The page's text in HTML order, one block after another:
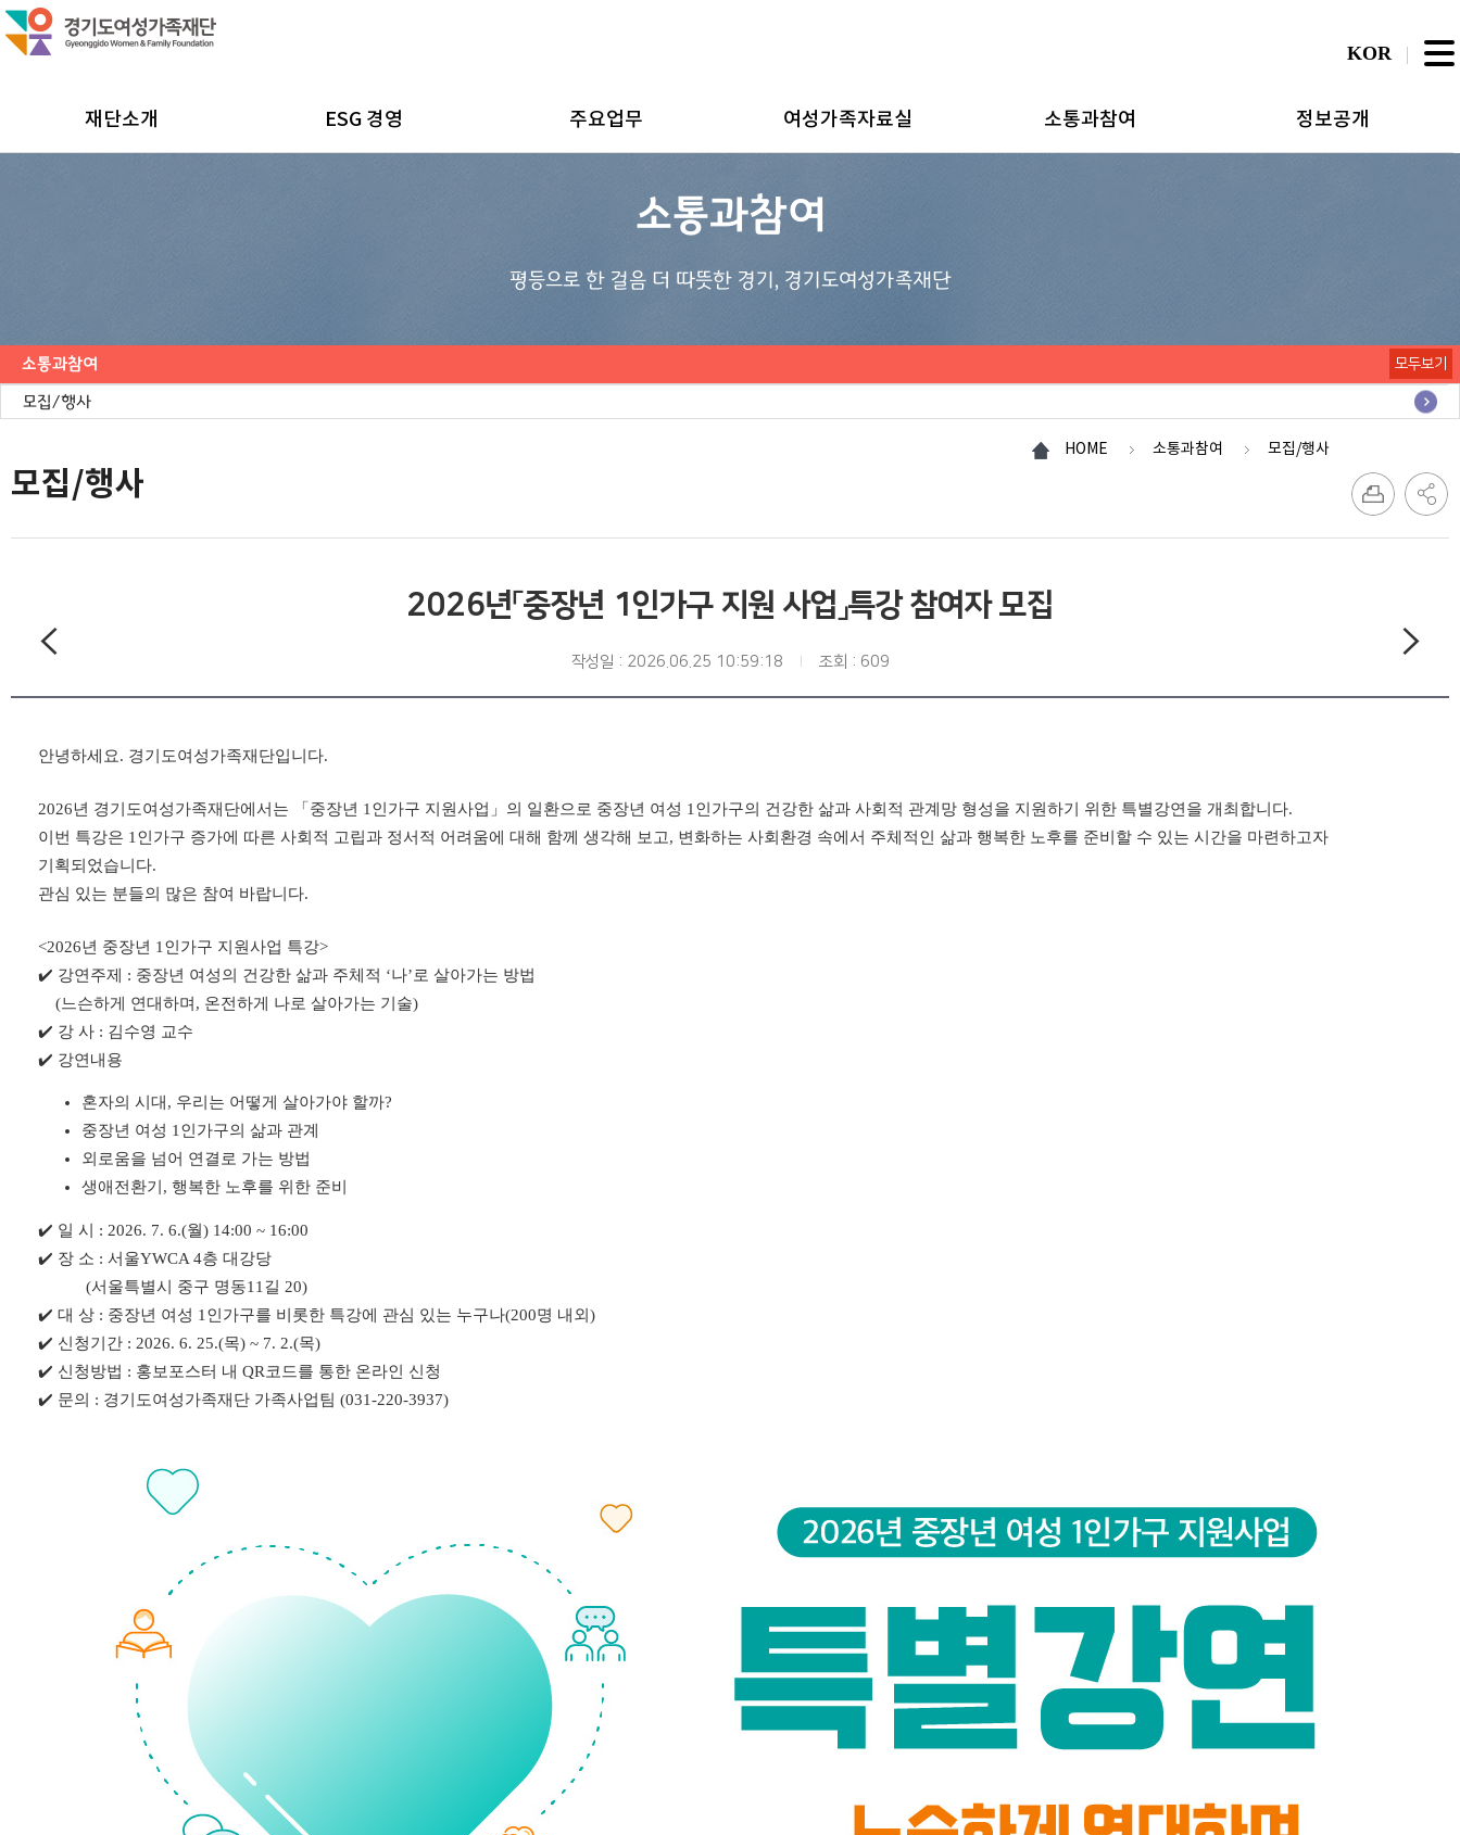
재단소개 ESG 경영 주요업무 여성가족자료실 소통과참여 정보공개
KOR
소통과참여
평등으로 한 걸음 더 따뜻한 경기, 경기도여성가족재단
소통과참여
공지사항
채용공고
모집/행사
모두보기
HOME 소통과참여 모집/행사
모집/행사
2026년「중장년 1인가구 지원 사업」특강 참여자 모집
작성일 : 2026.06.25 10:59:18 조회 : 609
안녕하세요. 경기도여성가족재단입니다.
2026년 경기도여성가족재단에서는 「중장년 1인가구 지원사업」의 일환으로 중장년 여성 1인가구의 건강한 삶과 사회적 관계망 형성을 지원하기 위한 특별강연을 개최합니다.
이번 특강은 1인가구 증가에 따른 사회적 고립과 정서적 어려움에 대해 함께 생각해 보고, 변화하는 사회환경 속에서 주체적인 삶과 행복한 노후를 준비할 수 있는 시간을 마련하고자
기획되었습니다.
관심 있는 분들의 많은 참여 바랍니다.
<2026년 중장년 1인가구 지원사업 특강>
✔️ 강연주제 : 중장년 여성의 건강한 삶과 주체적 ‘나’로 살아가는 방법
(느슨하게 연대하며, 온전하게 나로 살아가는 기술)
✔️ 강 사 : 김수영 교수
✔️ 강연내용
혼자의 시대, 우리는 어떻게 살아가야 할까?
중장년 여성 1인가구의 삶과 관계
외로움을 넘어 연결로 가는 방법
생애전환기, 행복한 노후를 위한 준비
✔️ 일 시 : 2026. 7. 6.(월) 14:00 ~ 16:00
✔️ 장 소 : 서울YWCA 4층 대강당
(서울특별시 중구 명동11길 20)
✔️ 대 상 : 중장년 여성 1인가구를 비롯한 특강에 관심 있는 누구나(200명 내외)
✔️ 신청기간 : 2026. 6. 25.(목) ~ 7. 2.(목)
✔️ 신청방법 : 홍보포스터 내 QR코드를 통한 온라인 신청
✔️ 문의 : 경기도여성가족재단 가족사업팀 (031-220-3937)